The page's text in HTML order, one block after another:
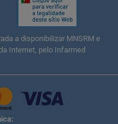
a disponibilizar MNSRM e
Internet, pelo Infarmed